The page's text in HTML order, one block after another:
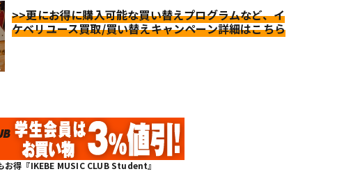
>>更にお得に購入可能な買い替えプログラムなど、イ
ケベリユース買取/買い替えキャンペーン詳細はこちら
お得『IKEBE MUSIC CLUB Student』